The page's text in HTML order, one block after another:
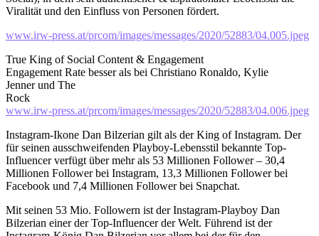
Viralität und den Einfluss von Personen fördert.
www.irw-press.at/prcom/images/messages/2020/52883/04.005.jpeg
True King of Social Content & Engagement
Engagement Rate besser als bei Christiano Ronaldo, Kylie
Jenner und The
Rock
www.irw-press.at/prcom/images/messages/2020/52883/04.006.jpeg
Instagram-Ikone Dan Bilzerian gilt als der King of Instagram. Der
für seinen ausschweifenden Playboy-Lebensstil bekannte Top-
Influencer verfügt über mehr als 53 Millionen Follower – 30,4
Millionen Follower bei Instagram, 13,3 Millionen Follower bei
Facebook und 7,4 Millionen Follower bei Snapchat.
Mit seinen 53 Mio. Followern ist der Instagram-Playboy Dan
Bilzerian einer der Top-Influencer der Welt. Führend ist der